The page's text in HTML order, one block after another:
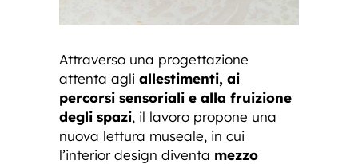
Attraverso una progettazione
attenta agli allestimenti, ai
percorsi sensoriali e alla fruizione
degli spazi, il lavoro propone una
nuova lettura museale, in cui
l’interior design diventa mezzo